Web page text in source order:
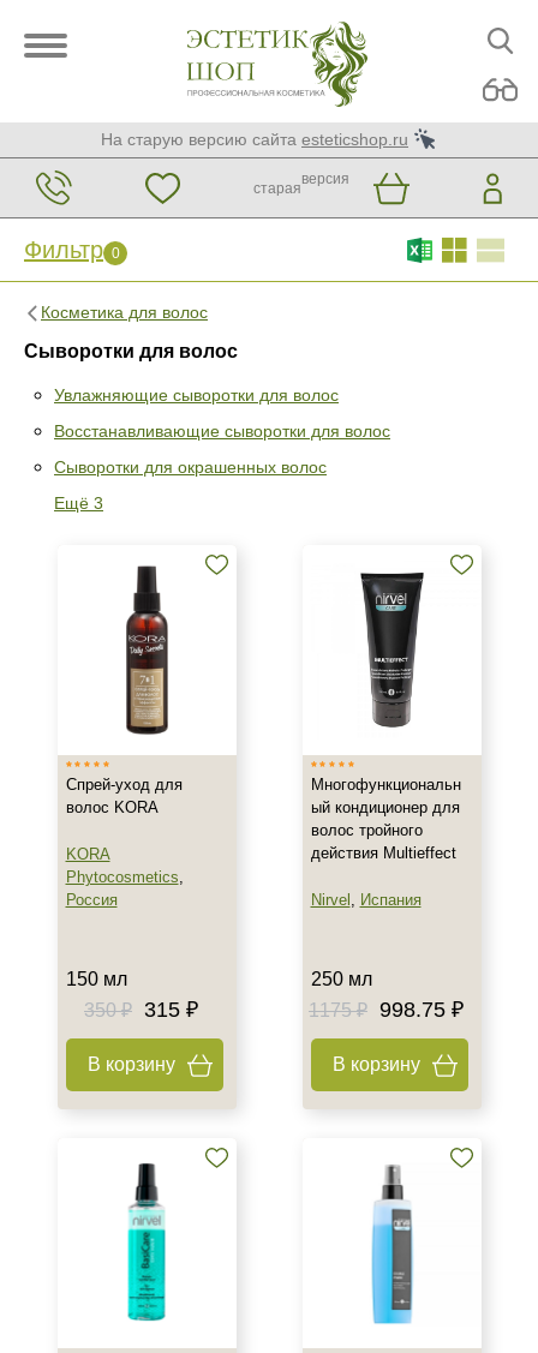
На старую версию сайта esteticshop.ru
старая
версия
Фильтр 0
Косметика для волос
Сыворотки для волос
Увлажняющие сыворотки для волос
Восстанавливающие сыворотки для волос
Сыворотки для окрашенных волос
Ещё 3
Фильтр 0
Восстанавливающие сыворотки
Сыворотки для окрашенных
Concept
KORA Phytocosmetics
Показать еще
Испания
Россия
Южная Корея
Тип товара
Кондиционер
Концентрат
Класс косметики
Спрей-уход для
волос KORA
KORA
Phytocosmetics,
Россия
150 мл
350 ₽
315 ₽
В корзину
Многофункциональн
ый кондиционер для
волос тройного
действия Multieffect
Nirvel , Испания
250 мл
1175 ₽ 998.75 ₽
В корзину